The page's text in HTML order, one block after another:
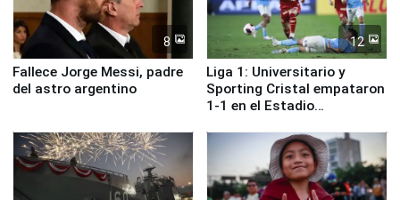
8
Fallece Jorge Messi, padre
del astro argentino
12
Liga 1: Universitario y
Sporting Cristal empataron
1-1 en el Estadio